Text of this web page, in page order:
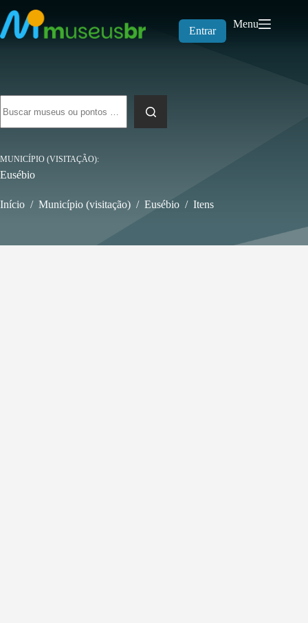
para
o
conteúdo
Entrar
Menu
resultados
MUNICÍPIO (VISITAÇÃO)
Eusébio
Início / Município (visitação) / Eusébio / Itens